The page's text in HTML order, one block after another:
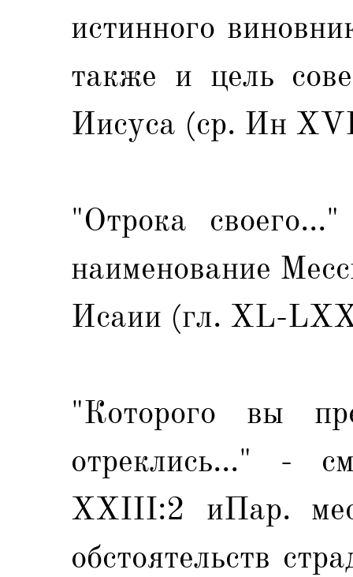
истинного
также и цель
Иисуса (ср. Ин
"Отрока
наименование
Исаии (гл. XL-
"Которого вы
отреклись..." -
XXIII:2 иПар.
обстоятельств